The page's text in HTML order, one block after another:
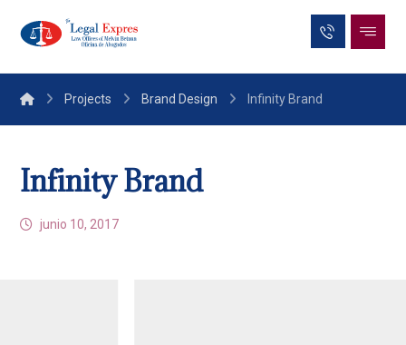
Projects Brand Design Infinity Brand
Infinity Brand
junio 10, 2017